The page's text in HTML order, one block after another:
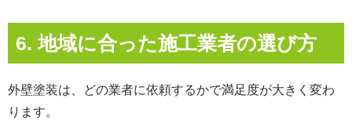
6. 地域に合った施工業者の選び方
外壁塗装は、どの業者に依頼するかで満足度が大きく変わ
ります。